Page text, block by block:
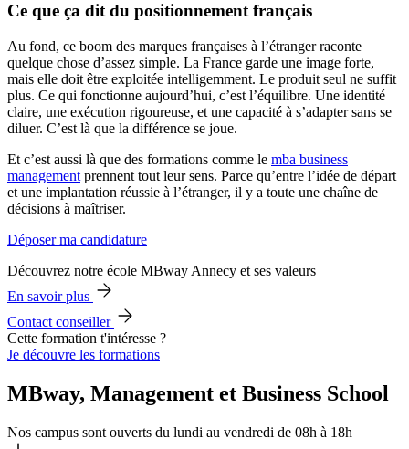
Ce que ça dit du positionnement français
Au fond, ce boom des marques françaises à l’étranger raconte
quelque chose d’assez simple. La France garde une image forte,
mais elle doit être exploitée intelligemment. Le produit seul ne suffit
plus. Ce qui fonctionne aujourd’hui, c’est l’équilibre. Une identité
claire, une exécution rigoureuse, et une capacité à s’adapter sans se
diluer. C’est là que la différence se joue.
Et c’est aussi là que des formations comme le mba business
management prennent tout leur sens. Parce qu’entre l’idée de départ
et une implantation réussie à l’étranger, il y a toute une chaîne de
décisions à maîtriser.
Déposer ma candidature
Découvrez notre école MBway Annecy et ses valeurs
En savoir plus
Contact conseiller
Cette formation t'intéresse ?
Je découvre les formations
MBway, Management et Business School
Nos campus sont ouverts du lundi au vendredi de 08h à 18h